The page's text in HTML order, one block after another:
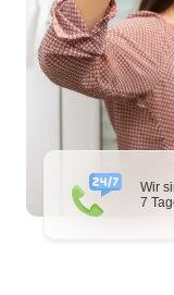
Wir
7